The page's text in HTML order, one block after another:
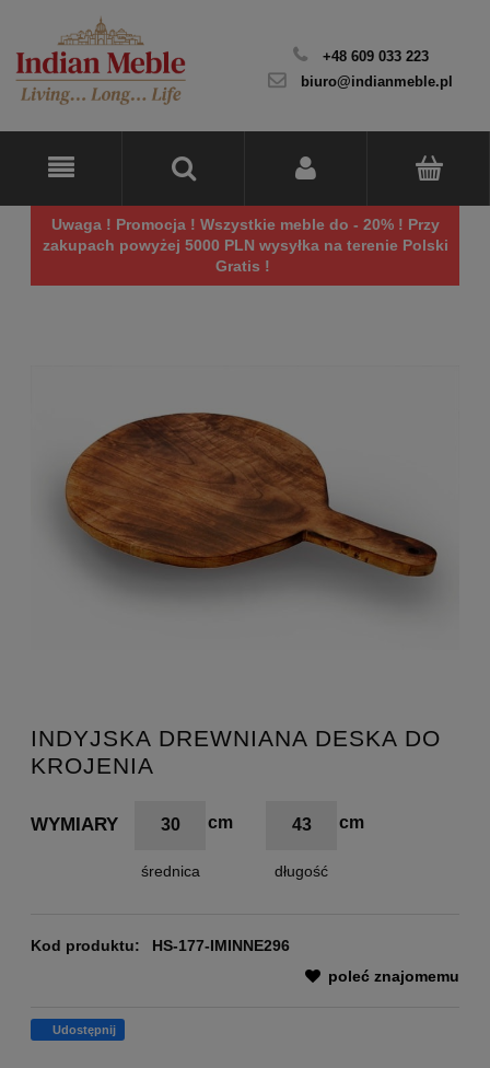
+48 609 033 223
biuro@indianmeble.pl
Uwaga ! Promocja ! Wszystkie meble do - 20% ! Przy
zakupach powyżej 5000 PLN wysyłka na terenie Polski
Gratis !
INDYJSKA DREWNIANA DESKA DO
KROJENIA
WYMIARY 30
średnica
43
długość
Kod produktu:
HS-177-IMINNE296
poleć znajomemu
Udostępnij